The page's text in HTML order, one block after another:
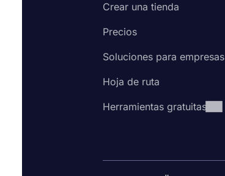
Crear una tienda
Precios
Soluciones para empresas
Hoja de ruta
Herramientas gratuitas